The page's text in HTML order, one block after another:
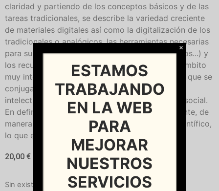
claridad y partiendo de los conceptos básicos y de las
tareas tradicionales, se describe la variedad creciente
de materiales digitales así como la digitalización de los
tradicionales o analógicos, las herramientas necesarias
para su tratamiento (normas, metadatos, formatos...) y
los recursos para su preservación y acceso.Un ámbito
muy interesante, de progreso e innovación, en el que se
conjugan las competencias tecnológicas con las
intelectuales, el análisis crítico y el compromiso social.
En definitiva, una obra que sistematiza brevemente, de
manera clara y divulgativa, sin perder el rigor científico,
lo que es la biblioteca digital.
20,00 €
Sin existencias
ESTAMOS
TRABAJANDO
EN LA WEB
PARA
MEJORAR
NUESTROS
SERVICIOS
×